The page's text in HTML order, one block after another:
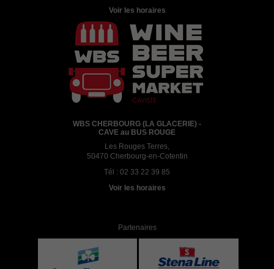
Voir les horaires
WBS CHERBOURG (LA GLACERIE) -
CAVE au BUS ROUGE
Les Rouges Terres,
50470 Cherbourg-en-Cotentin
Tél : 02 33 22 39 85
Voir les horaires
Partenaires